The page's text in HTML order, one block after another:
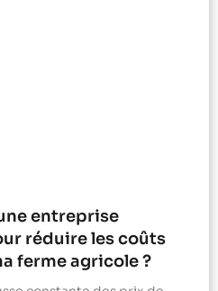
entreprise
réduire les coûts
ferme agricole ?